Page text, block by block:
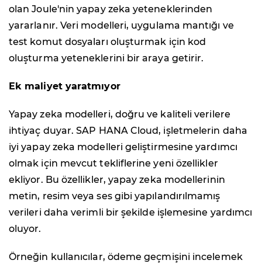
olan Joule'nin yapay zeka yeteneklerinden
yararlanır. Veri modelleri, uygulama mantığı ve
test komut dosyaları oluşturmak için kod
oluşturma yeteneklerini bir araya getirir.
Ek maliyet yaratmıyor
Yapay zeka modelleri, doğru ve kaliteli verilere
ihtiyaç duyar. SAP HANA Cloud, işletmelerin daha
iyi yapay zeka modelleri geliştirmesine yardımcı
olmak için mevcut tekliflerine yeni özellikler
ekliyor. Bu özellikler, yapay zeka modellerinin
metin, resim veya ses gibi yapılandırılmamış
verileri daha verimli bir şekilde işlemesine yardımcı
oluyor.
Örneğin kullanıcılar, ödeme geçmişini incelemek